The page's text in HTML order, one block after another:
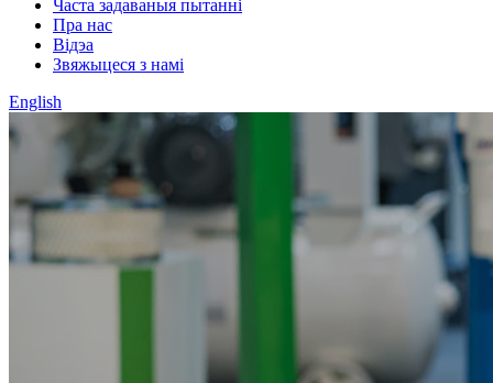
Часта задаваныя пытанні
Пра нас
Відэа
Звяжыцеся з намі
English